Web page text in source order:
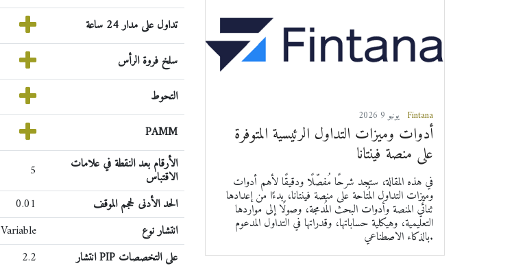
تداول على مدار 24 ساعة
سلخ فروة الرأس
التحوط
PAMM
5
الأرقام بعد النقطة في علامات
الاقتباس
0.01
الحد الأدنى لحجم الموقف
Variable
انتشار نوع
2.2
انتشار PIP على التخصصات
2026 يونيو 9 Fintana
أدوات وميزات التداول الرئيسية المتوفرة
على منصة فينتانا
في هذه المقالة، ستجد شرحًا مُفصّلًا ودقيقًا لأهم أدوات
وميزات التداول المُتاحة على منصة فينتانا، بدءًا من إعدادها
ثنائي المنصة وأدوات البحث المُدمجة، وصولًا إلى مواردها
التعليمية، وهيكلية حساباتها، وقدراتها في التداول المدعوم
بالذكاء الاصطناعي.